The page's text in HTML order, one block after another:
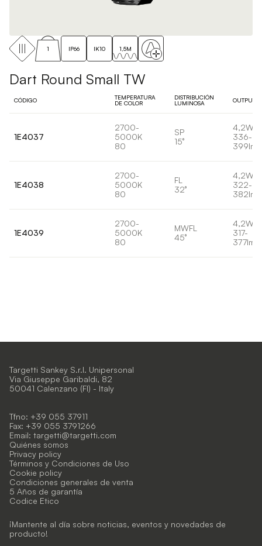
1 IP66 IK10 1,5M
Dart Round Small TW
CÓDIGO
TEMPERATURA
DE COLOR
DISTRIBUCIÓN
LUMINOSA
OUTPUT
1E4037
2700-
5000K
80
SP
15°
4,2W
336-
399lm
1E4038
2700-
5000K
80
FL
32°
4,2W
322-
382lm
1E4039
2700-
5000K
80
MWFL
45°
4,2W
317-
377lm
Targetti Sankey S.r.l. Unipersonal
Via Giuseppe Garibaldi, 82
50041 Calenzano (FI) - Italy
Tfno: +39 055 37911
Fax: +39 055 3791266
Email: targetti@targetti.com
Quiénes somos
Privacy policy
Términos y Condiciones de Uso
Cookie policy
Condiciones generales de venta
5 Años de garantía
Codice Etico
¡Mantente al día sobre noticias, eventos y novedades de
producto!